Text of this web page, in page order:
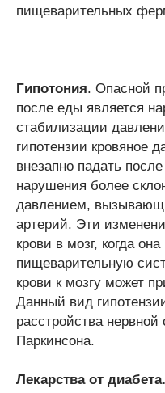
пищеварительных
Гипотония. Опасной
после еды является
стабилизации
гипотензии кровяное
внезапно падать
нарушения более
давлением,
артерий. Эти
крови в мозг, когда
пищеварительную
крови к мозгу может
Данный вид
расстройства
Паркинсона.
Лекарства от диабета.